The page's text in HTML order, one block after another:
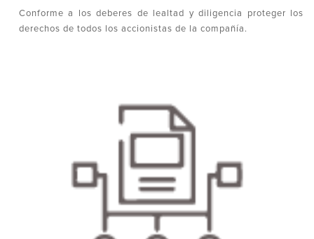
Conforme a los deberes de lealtad y diligencia proteger los
derechos de todos los accionistas de la compañía.